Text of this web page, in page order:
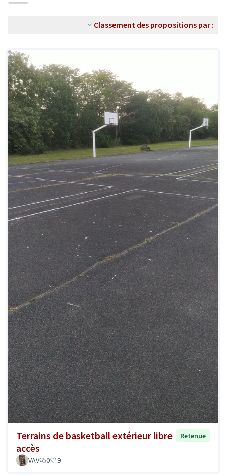
Classement des propositions par :
Terrains de basketball extérieur libre
accès
Retenue
VAV 0 9